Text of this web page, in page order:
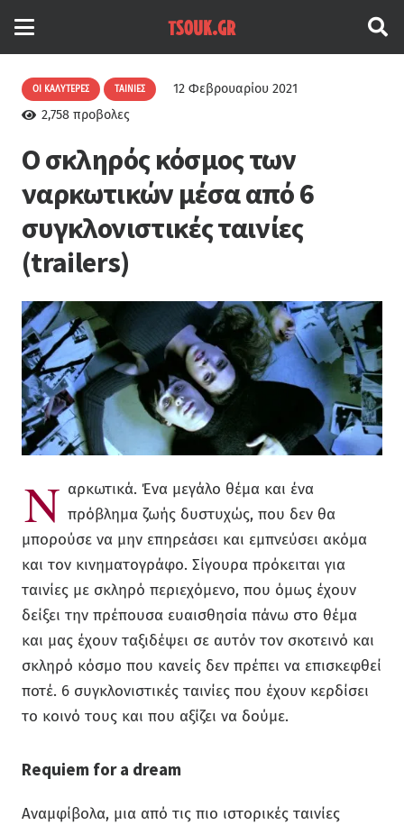
ΟΙ ΚΑΛΎΤΕΡΕΣ ΤΑΙΝΊΕΣ
12 Φεβρουαρίου 2021
2,758προβολες
Ο σκληρός κόσμος των
ναρκωτικών μέσα από 6
συγκλονιστικές ταινίες
(trailers)
Ν αρκωτικά. Ένα μεγάλο θέμα και ένα
πρόβλημα ζωής δυστυχώς, που δεν θα
μπορούσε να μην επηρεάσει και εμπνεύσει ακόμα
και τον κινηματογράφο. Σίγουρα πρόκειται για
ταινίες με σκληρό περιεχόμενο, που όμως έχουν
δείξει την πρέπουσα ευαισθησία πάνω στο θέμα
και μας έχουν ταξιδέψει σε αυτόν τον σκοτεινό και
σκληρό κόσμο που κανείς δεν πρέπει να επισκεφθεί
ποτέ. 6 συγκλονιστικές ταινίες που έχουν κερδίσει
το κοινό τους και που αξίζει να δούμε.
Requiem for a dream
Aναμφίβολα, μια από τις πιο ιστορικές ταινίες